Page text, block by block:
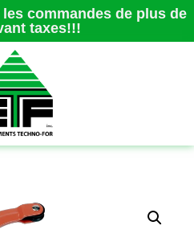
commandes de plus de
taxes!!!